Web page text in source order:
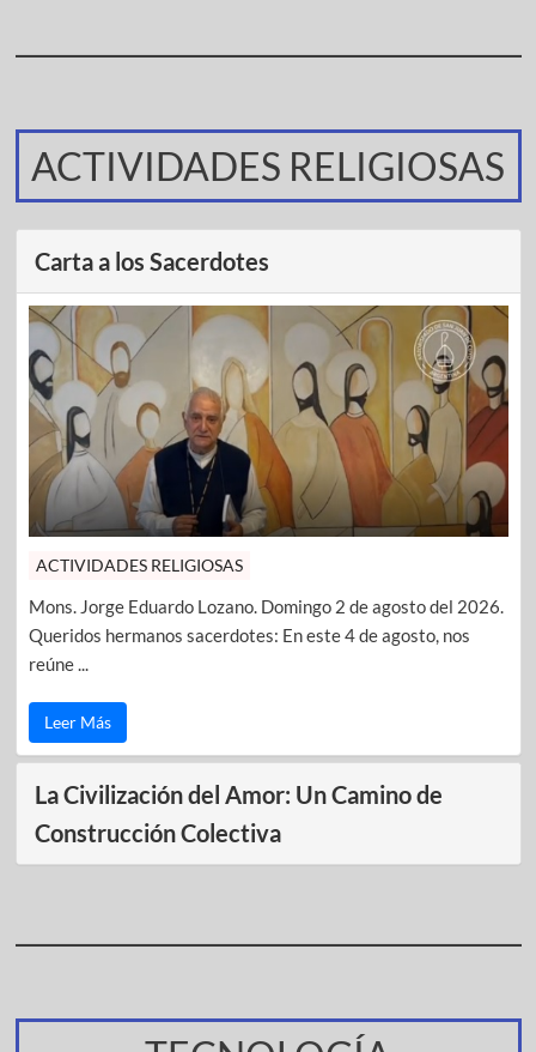
ACTIVIDADES RELIGIOSAS
Carta a los Sacerdotes
ACTIVIDADES RELIGIOSAS
Mons. Jorge Eduardo Lozano. Domingo 2 de agosto del 2026.
Queridos hermanos sacerdotes: En este 4 de agosto, nos
reúne ...
Leer Más
La Civilización del Amor: Un Camino de
Construcción Colectiva